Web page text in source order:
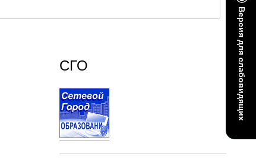
Версия для слабовидящих
СГО